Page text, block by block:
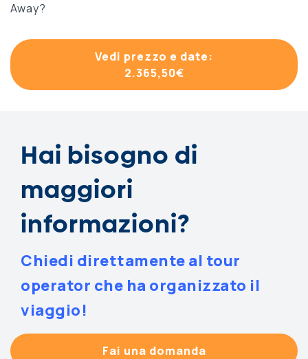
Away?
Vedi prezzo e date:
2.365,50€
Hai bisogno di
maggiori
informazioni?
Chiedi direttamente al tour
operator che ha organizzato il
viaggio!
Fai una domanda